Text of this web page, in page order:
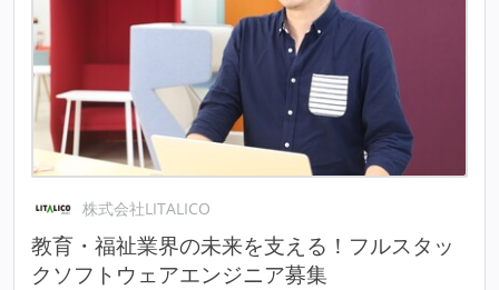
株式会社LITALICO
教育・福祉業界の未来を支える！フルスタッ
クソフトウェアエンジニア募集